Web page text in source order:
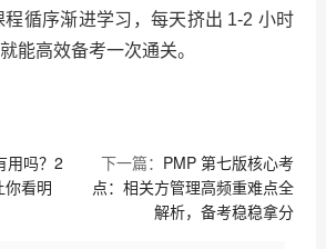
程循序渐进学习，每天挤出 1-2 小时
能高效备考一次通关。
用吗？2
看明
下一篇： PMP 第七版核心考
点：相关方管理高频重难点全
解析，备考稳稳拿分